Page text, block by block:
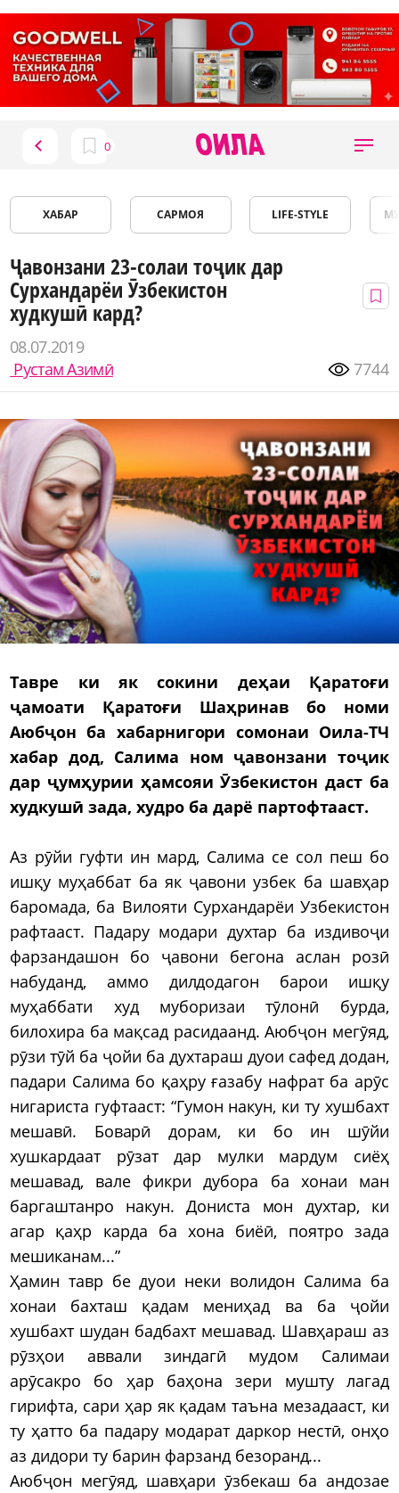
ХАБАР САРМОЯ LIFE-STYLE
Ҷавонзани 23-солаи тоҷик дар
Сурхандарёи Ӯзбекистон
худкушӣ кард?
08.07.2019
Рустам Азимӣ
7744
Тавре ки як сокини деҳаи Қаратоғи
ҷамоати Қаратоғи Шаҳринав бо номи
Аюбҷон ба хабарнигори сомонаи Оила-ТЧ
хабар дод, Салима ном ҷавонзани тоҷик
дар ҷумҳурии ҳамсояи Ӯзбекистон даст ба
худкушӣ зада, худро ба дарё партофтааст.
Аз рӯйи гуфти ин мард, Салима се сол пеш бо
ишқу муҳаббат ба як ҷавони узбек ба шавҳар
баромада, ба Вилояти Сурхандарёи Узбекистон
рафтааст. Падару модари духтар ба издивоҷи
фарзандашон бо ҷавони бегона аслан розӣ
набуданд, аммо дилдодагон барои ишқу
муҳаббати худ муборизаи тӯлонӣ бурда,
билохира ба мақсад расидаанд. Аюбҷон мегӯяд,
рӯзи тӯй ба ҷойи ба духтараш дуои сафед додан,
падари Салима бо қаҳру ғазабу нафрат ба арӯс
нигариста гуфтааст: “Гумон накун, ки ту хушбахт
мешавӣ. Боварӣ дорам, ки бо ин шӯйи
хушкардаат рӯзат дар мулки мардум сиёҳ
мешавад, вале фикри дубора ба хонаи ман
баргаштанро накун. Дониста мон духтар, ки
агар қаҳр карда ба хона биёӣ, поятро зада
мешиканам...”
Ҳамин тавр бе дуои неки волидон Салима ба
хонаи бахташ қадам мениҳад ва ба ҷойи
хушбахт шудан бадбахт мешавад. Шавҳараш аз
рӯзҳои аввали зиндагӣ мудом Салимаи
арӯсакро бо ҳар баҳона зери мушту лагад
гирифта, сари ҳар як қадам таъна мезадааст, ки
ту ҳатто ба падару модарат даркор нестӣ, онҳо
аз дидори ту барин фарзанд безоранд...
Аюбҷон мегӯяд, шавҳари ӯзбекаш ба андозае